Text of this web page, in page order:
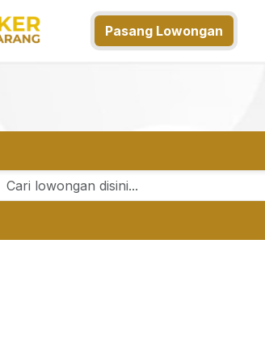
Pasang Lowongan